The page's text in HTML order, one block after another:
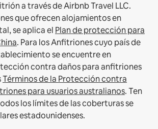
a través de Airbnb Travel LLC.
que ofrecen alojamientos en
se aplica el Plan de protección para
. Para los Anfitriones cuyo país de
se encuentre en
contra daños para anfitriones
Términos de la Protección contra
para usuarios australianos. Ten
los límites de las coberturas se
estadounidenses.